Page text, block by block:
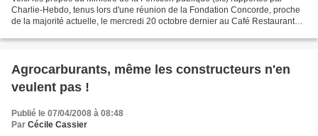
Charlie-Hebdo, tenus lors d'une réunion de la Fondation Concorde, proche
de la majorité actuelle, le mercredi 20 octobre dernier au Café Restaurant
Agrocarburants, même les constructeurs n'en
veulent pas !
Publié le 07/04/2008 à 08:48
Par Cécile Cassier